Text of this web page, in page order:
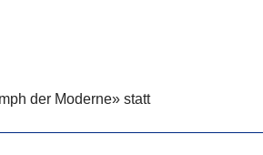
der Moderne» statt